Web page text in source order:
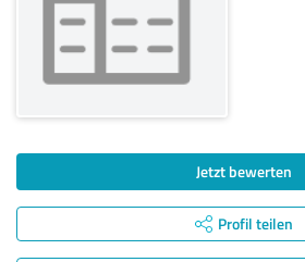
Jetzt bewerten
Profil teilen